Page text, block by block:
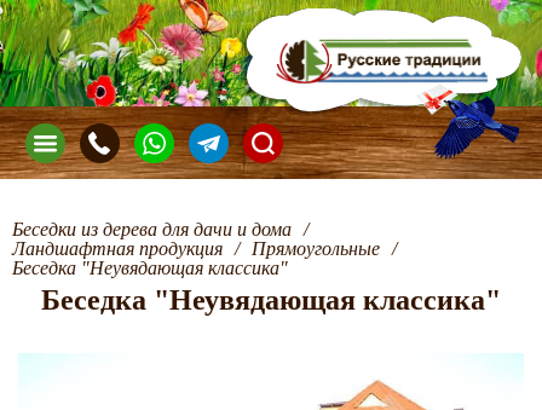
Беседки из дерева для дачи и дома /
Ландшафтная продукция / Прямоугольные /
Беседка "Неувядающая классика"
Беседка "Неувядающая классика"